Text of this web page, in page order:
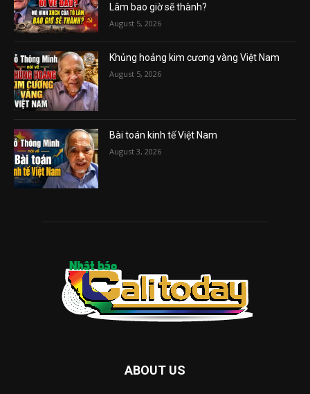
Lâm bao giờ sẽ thành?
August 5, 2026
Khủng hoảng kim cương vàng Việt Nam
August 5, 2026
Bài toán kinh tế Việt Nam
August 3, 2026
ABOUT US